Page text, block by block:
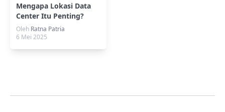
Mengapa Lokasi Data
Center Itu Penting?
Oleh Ratna Patria
6 Mei 2025